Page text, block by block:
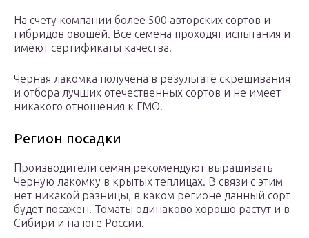
На счету компании более 500 авторских сортов и
гибридов овощей. Все семена проходят испытания и
имеют сертификаты качества.
Черная лакомка получена в результате скрещивания
и отбора лучших отечественных сортов и не имеет
никакого отношения к ГМО.
Регион посадки
Производители семян рекомендуют выращивать
Черную лакомку в крытых теплицах. В связи с этим
нет никакой разницы, в каком регионе данный сорт
будет посажен. Томаты одинаково хорошо растут и в
Сибири и на юге России.